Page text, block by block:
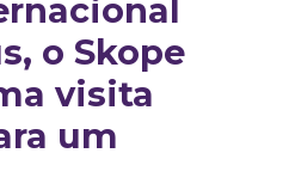
o Skope
visita
um